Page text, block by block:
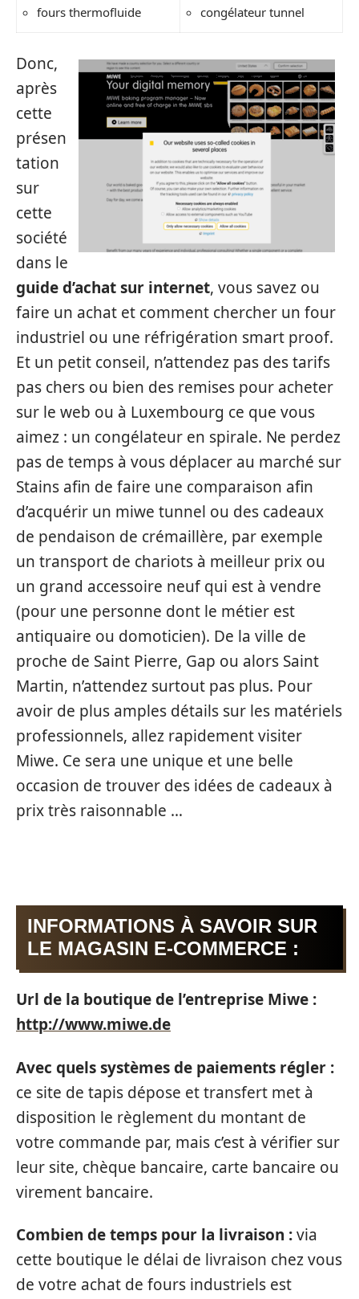
fours thermofluide
congélateur tunnel
Donc,
après
cette
présen
tation
sur
cette
société
dans le
guide d’achat sur internet, vous savez ou
faire un achat et comment chercher un four
industriel ou une réfrigération smart proof.
Et un petit conseil, n’attendez pas des tarifs
pas chers ou bien des remises pour acheter
sur le web ou à Luxembourg ce que vous
aimez : un congélateur en spirale. Ne perdez
pas de temps à vous déplacer au marché sur
Stains afin de faire une comparaison afin
d’acquérir un miwe tunnel ou des cadeaux
de pendaison de crémaillère, par exemple
un transport de chariots à meilleur prix ou
un grand accessoire neuf qui est à vendre
(pour une personne dont le métier est
antiquaire ou domoticien). De la ville de
proche de Saint Pierre, Gap ou alors Saint
Martin, n’attendez surtout pas plus. Pour
avoir de plus amples détails sur les matériels
professionnels, allez rapidement visiter
Miwe. Ce sera une unique et une belle
occasion de trouver des idées de cadeaux à
prix très raisonnable …
INFORMATIONS À SAVOIR SUR
LE MAGASIN E-COMMERCE :
Url de la boutique de l’entreprise Miwe :
http://www.miwe.de
Avec quels systèmes de paiements régler :
ce site de tapis dépose et transfert met à
disposition le règlement du montant de
votre commande par, mais c’est à vérifier sur
leur site, chèque bancaire, carte bancaire ou
virement bancaire.
Combien de temps pour la livraison :via
cette boutique le délai de livraison chez vous
de votre achat de fours industriels est